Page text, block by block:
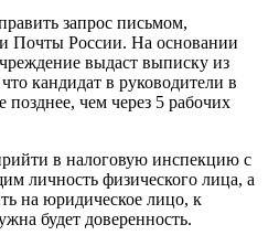
запрос письмом,
Почты России. На основании
выдаст выписку из
кандидат в руководители в
позднее, чем через 5 рабочих
в налоговую инспекцию с
личность физического лица, а
на юридическое лицо, к
будет доверенность.